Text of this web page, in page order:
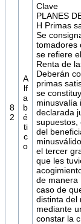
8
2
A
lf
a
b
é
ti
c
o
Clave
PLANES
H Primas
Se
tomadores
se refiere
Renta de
Deberán
primas
se
minusvalía
declarada
supuestos,
del
el tercer
que les
de manera
caso de
distinta del
mediante
constar la